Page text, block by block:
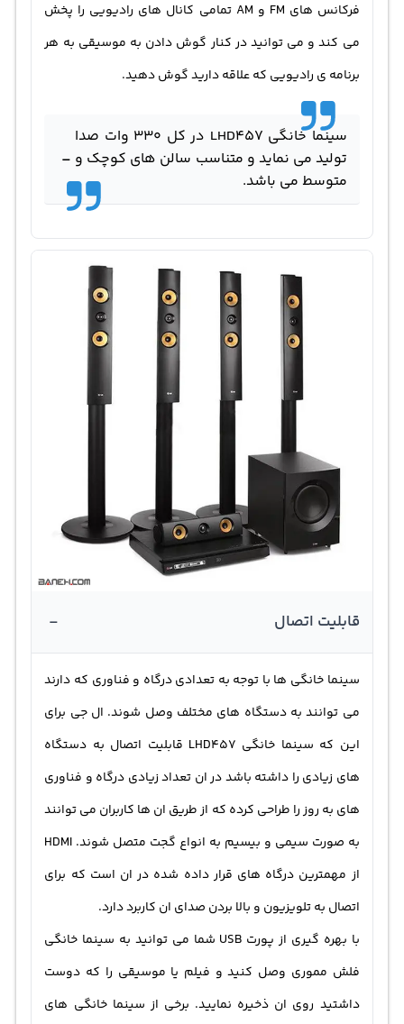
فرکانس های FM و AM تمامی کانال های رادیویی را پخش
می کند و می توانید در کنار گوش دادن به موسیقی به هر
برنامه ی رادیویی که علاقه دارید گوش دهید.
سینما خانگی LHD457 در کل 330 وات صدا
تولید می نماید و متناسب سالن های کوچک و
متوسط می باشد.
-
قابلیت اتصال -
سینما خانگی ها با توجه به تعدادی درگاه و فناوری که دارند
می توانند به دستگاه های مختلف وصل شوند. ال جی برای
این که سینما خانگی LHD457 قابلیت اتصال به دستگاه
های زیادی را داشته باشد در ان تعداد زیادی درگاه و فناوری
های به روز را طراحی کرده که از طریق ان ها کاربران می توانند
به صورت سیمی و بیسیم به انواع گجت متصل شوند. HDMI
از مهمترین درگاه های قرار داده شده در ان است که برای
اتصال به تلویزیون و بالا بردن صدای ان کاربرد دارد.
با بهره گیری از پورت USB شما می توانید به سینما خانگی
فلش مموری وصل کنید و فیلم یا موسیقی را که دوست
داشتید روی ان ذخیره نمایید. برخی از سینما خانگی های